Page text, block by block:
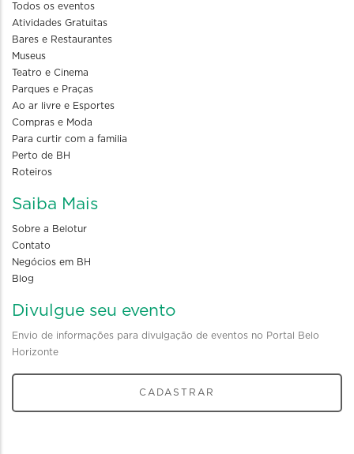
Todos os eventos
Atividades Gratuitas
Bares e Restaurantes
Museus
Teatro e Cinema
Parques e Praças
Ao ar livre e Esportes
Compras e Moda
Para curtir com a familia
Perto de BH
Roteiros
Saiba Mais
Sobre a Belotur
Contato
Negócios em BH
Blog
Divulgue seu evento
Envio de informações para divulgação de eventos no Portal Belo
Horizonte
CADASTRAR